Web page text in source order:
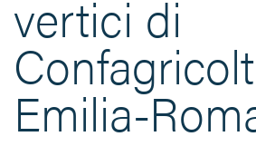
vertici di
Emilia-